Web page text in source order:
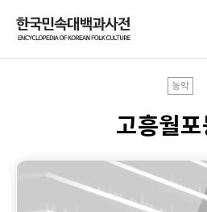
농악
고흥월